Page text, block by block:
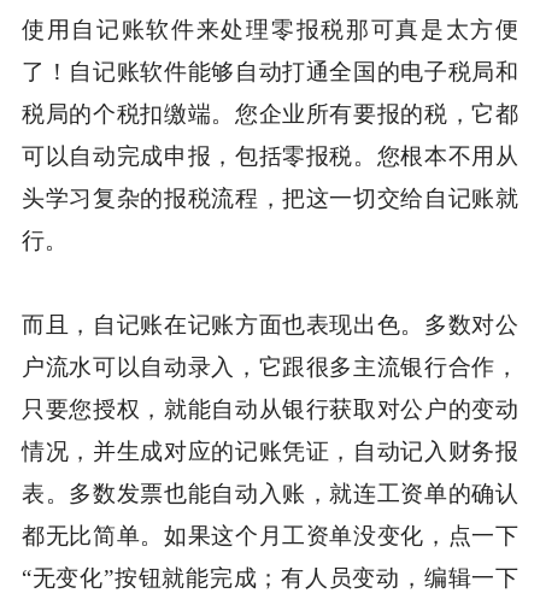
使用自记账软件来处理零报税那可真是太方便
了！自记账软件能够自动打通全国的电子税局和
税局的个税扣缴端。您企业所有要报的税，它都
可以自动完成申报，包括零报税。您根本不用从
头学习复杂的报税流程，把这一切交给自记账就
行。
而且，自记账在记账方面也表现出色。多数对公
户流水可以自动录入，它跟很多主流银行合作，
只要您授权，就能自动从银行获取对公户的变动
情况，并生成对应的记账凭证，自动记入财务报
表。多数发票也能自动入账，就连工资单的确认
都无比简单。如果这个月工资单没变化，点一下
“无变化”按钮就能完成；有人员变动，编辑一下